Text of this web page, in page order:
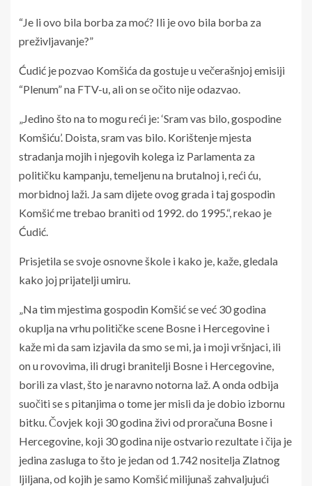
“Je li ovo bila borba za moć? Ili je ovo bila borba za
preživljavanje?”
Ćudić je pozvao Komšića da gostuje u večerašnjoj emisiji
“Plenum” na FTV-u, ali on se očito nije odazvao.
„Jedino što na to mogu reći je: ‘Sram vas bilo, gospodine
Komšiću’. Doista, sram vas bilo. Korištenje mjesta
stradanja mojih i njegovih kolega iz Parlamenta za
političku kampanju, temeljenu na brutalnoj i, reći ću,
morbidnoj laži. Ja sam dijete ovog grada i taj gospodin
Komšić me trebao braniti od 1992. do 1995.“, rekao je
Ćudić.
Prisjetila se svoje osnovne škole i kako je, kaže, gledala
kako joj prijatelji umiru.
„Na tim mjestima gospodin Komšić se već 30 godina
okuplja na vrhu političke scene Bosne i Hercegovine i
kaže mi da sam izjavila da smo se mi, ja i moji vršnjaci, ili
on u rovovima, ili drugi branitelji Bosne i Hercegovine,
borili za vlast, što je naravno notorna laž. A onda odbija
suočiti se s pitanjima o tome jer misli da je dobio izbornu
bitku. Čovjek koji 30 godina živi od proračuna Bosne i
Hercegovine, koji 30 godina nije ostvario rezultate i čija je
jedina zasluga to što je jedan od 1.742 nositelja Zlatnog
ljiljana, od kojih je samo Komšić milijunaš zahvaljujući